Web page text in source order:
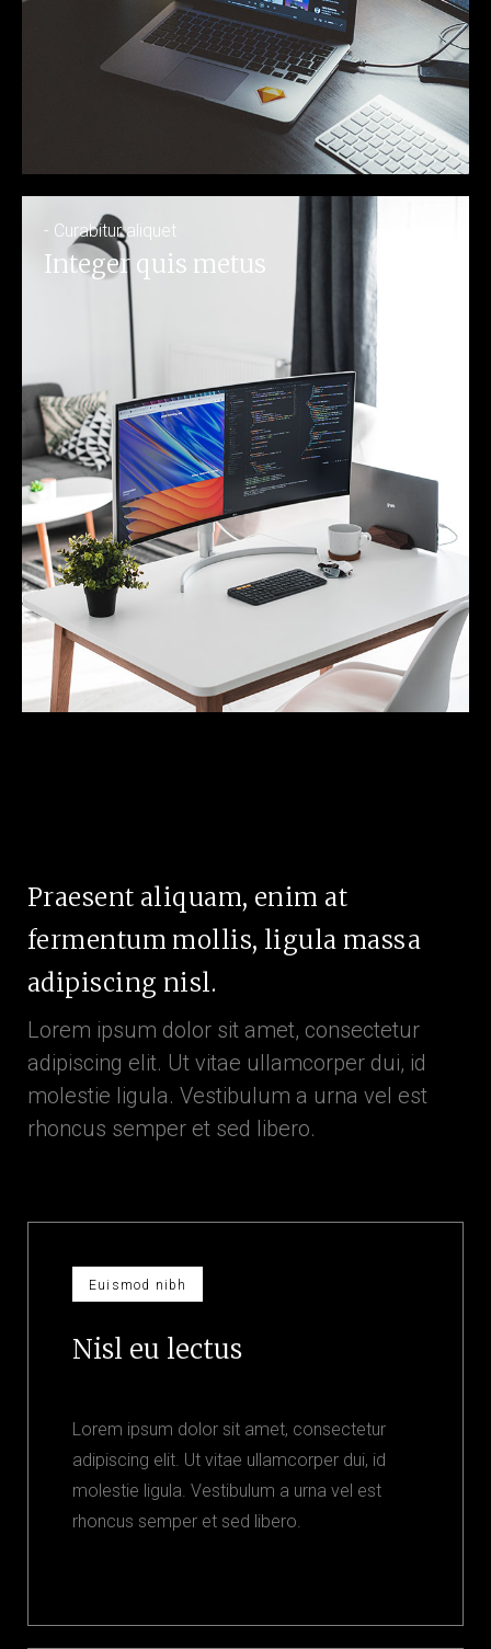
- Curabitur aliquet
Integer quis metus
Praesent aliquam, enim at
fermentum mollis, ligula massa
adipiscing nisl.
Lorem ipsum dolor sit amet, consectetur
adipiscing elit. Ut vitae ullamcorper dui, id
molestie ligula. Vestibulum a urna vel est
rhoncus semper et sed libero.
Euismod nibh
Nisl eu lectus
Lorem ipsum dolor sit amet, consectetur
adipiscing elit. Ut vitae ullamcorper dui, id
molestie ligula. Vestibulum a urna vel est
rhoncus semper et sed libero.